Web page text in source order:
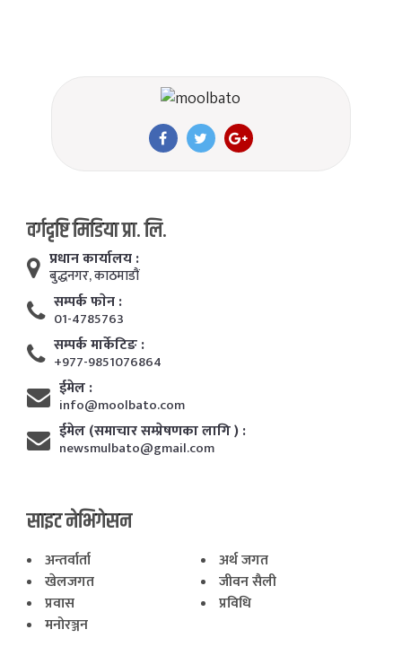
वर्गदृष्टि मिडिया प्रा. लि.
प्रधान कार्यालय :
बुद्धनगर, काठमाडाैं
सम्पर्क फाेन :
01-4785763
सम्पर्क मार्केटिङ :
+977-9851076864
ईमेल :
info@moolbato.com
ईमेल (समाचार सम्प्रेषणका लागि ) :
newsmulbato@gmail.com
साइट नेभिगेसन
अन्तर्वार्ता
अर्थ जगत
खेलजगत
जीवन सैली
प्रवास
प्रविधि
मनोरञ्जन